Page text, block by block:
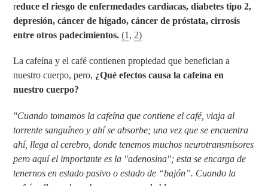
reduce el riesgo de enfermedades cardiacas, diabetes tipo 2,
depresión, cáncer de hígado, cáncer de próstata, cirrosis
entre otros padecimientos. (1 , 2)
La cafeína y el café contienen propiedad que benefician a
nuestro cuerpo, pero, ¿Qué efectos causa la cafeína en
nuestro cuerpo?
"Cuando tomamos la cafeína que contiene el café, viaja al
torrente sanguíneo y ahí se absorbe; una vez que se encuentra
ahí, llega al cerebro, donde tenemos muchos neurotransmisores
pero aquí el importante es la "adenosina"; esta se encarga de
tenernos en estado pasivo o estado de “bajón”. Cuando la